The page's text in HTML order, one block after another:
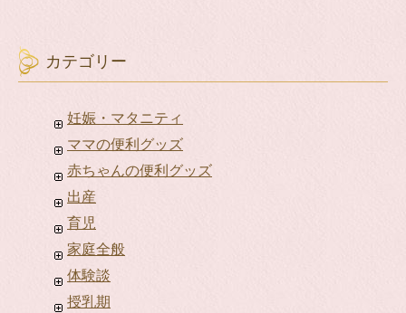
カテゴリー
妊娠・マタニティ
ママの便利グッズ
赤ちゃんの便利グッズ
出産
育児
家庭全般
体験談
授乳期